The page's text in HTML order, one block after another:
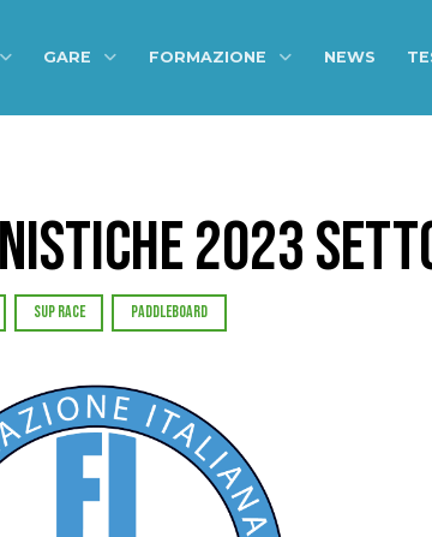
GARE FORMAZIONE NEWS
2023
SUP RACE PADDLEBOARD